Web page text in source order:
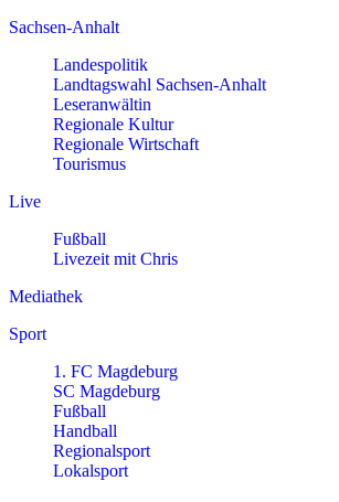
Sachsen-Anhalt
Landespolitik
Landtagswahl Sachsen-Anhalt
Leseranwältin
Regionale Kultur
Regionale Wirtschaft
Tourismus
Live
Fußball
Livezeit mit Chris
Mediathek
Sport
1. FC Magdeburg
SC Magdeburg
Fußball
Handball
Regionalsport
Lokalsport